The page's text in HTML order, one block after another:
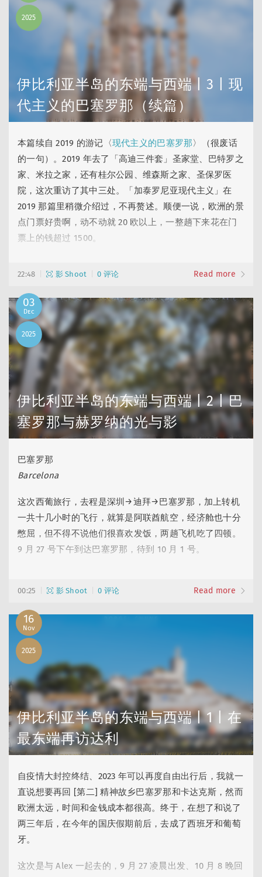
2025-11-04 23:51
比苹果 26 系统更难受的是 adobe 集体变胖……
2025-11-07 14:38
终于把之前的博客文章补完了，可以开始写洋洋洒洒的西
葡游记了。
→ 2025-1……
2025
伊比利亚半岛的东端与西端 | 3 | 现
代主义的巴塞罗那（续篇）
本篇续自 2019 的游记〈现代主义的巴塞罗那〉（很废话
的一句）。2019 年去了「高迪三件套」圣家堂、巴特罗之
家、米拉之家，还有桂尔公园、维森斯之家、圣保罗医
院，这次重访了其中三处。「加泰罗尼亚现代主义」在
2019 那篇里稍微介绍过，不再赘述。顺便一说，欧洲的景
点门票好贵啊，动不动就 20 欧以上，一整趟下来花在门
票上的钱超过 1500。
La Sagrada Família
来监工了。
这几年圣家堂的建造进度还挺快：2019 年初那会四座福音
塔、圣母马利亚塔都还没封顶，现在已经建好几年了；随
着主塔越来越接近完工、越来越高，10 月 31 号圣家堂成
了世界最高的……
22:48 影 Shoot 0 评论 Read more
03
Dec
2025
伊比利亚半岛的东端与西端 | 2 | 巴
塞罗那与赫罗纳的光与影
巴塞罗那
Barcelona
这次西葡旅行，去程是深圳→迪拜→巴塞罗那，加上转机
一共十几小时的飞行，就算是阿联酋航空，经济舱也十分
憋屈，但不得不说他们很喜欢发饭，两趟飞机吃了四顿。
9 月 27 号下午到达巴塞罗那，待到 10 月 1 号。
的，虽然 2019 年的旅行我去过一部分，但有些还想重
游，所以我们大部分行程一致，只在一天下午分开行动。
景点依然大部分是「现代主义」类别，就放在下一篇专门
写吧，这篇发一些主要景点以外的随手拍。
大概是运气好，这几天全程晴天，在我们到的一周前、应
该是 21、22 号，刷到巴塞下暴雨的资讯，……
00:25 影 Shoot 0 评论 Read more
16
Nov
2025
伊比利亚半岛的东端与西端 | 1 | 在
最东端再访达利
自疫情大封控终结、2023 年可以再度自由出行后，我就一
直说想要再回 [第二] 精神故乡巴塞罗那和卡达克斯，然而
欧洲太远，时间和金钱成本都很高。终于，在想了和说了
两三年后，在今年的国庆假期前后，去成了西班牙和葡萄
牙。
这次是与 Alex 一起去的，9 月 27 凌晨出发、10 月 8 晚回